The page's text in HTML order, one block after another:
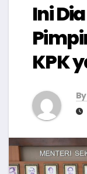
Ini
KPK
By